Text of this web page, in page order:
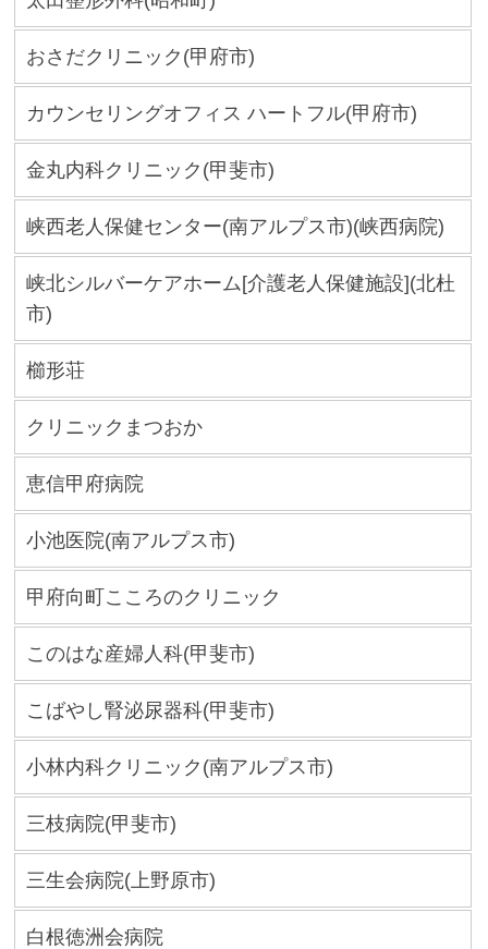
おさだクリニック(甲府市)
カウンセリングオフィス ハートフル(甲府市)
金丸内科クリニック(甲斐市)
峡西老人保健センター(南アルプス市)(峡西病院)
峡北シルバーケアホーム[介護老人保健施設](北杜
市)
櫛形荘
クリニックまつおか
恵信甲府病院
小池医院(南アルプス市)
甲府向町こころのクリニック
このはな産婦人科(甲斐市)
こばやし腎泌尿器科(甲斐市)
小林内科クリニック(南アルプス市)
三枝病院(甲斐市)
三生会病院(上野原市)
白根徳洲会病院